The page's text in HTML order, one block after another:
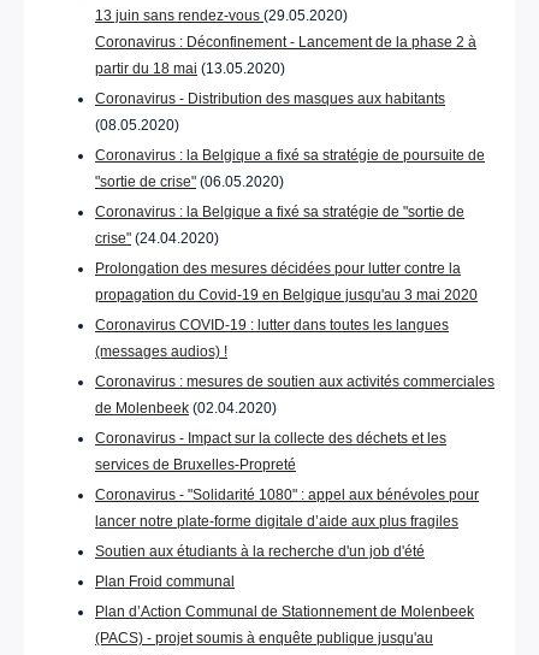
13 juin sans rendez-vous (29.05.2020)
Coronavirus : Déconfinement - Lancement de la phase 2 à
partir du 18 mai (13.05.2020)
Coronavirus - Distribution des masques aux habitants
(08.05.2020)
Coronavirus : la Belgique a fixé sa stratégie de poursuite de
"sortie de crise" (06.05.2020)
Coronavirus : la Belgique a fixé sa stratégie de "sortie de
crise" (24.04.2020)
Prolongation des mesures décidées pour lutter contre la
propagation du Covid-19 en Belgique jusqu'au 3 mai 2020
Coronavirus COVID-19 : lutter dans toutes les langues
(messages audios) !
Coronavirus : mesures de soutien aux activités commerciales
de Molenbeek (02.04.2020)
Coronavirus - Impact sur la collecte des déchets et les
services de Bruxelles-Propreté
Coronavirus - "Solidarité 1080" : appel aux bénévoles pour
lancer notre plate-forme digitale d’aide aux plus fragiles
Soutien aux étudiants à la recherche d'un job d'été
Plan Froid communal
Plan d’Action Communal de Stationnement de Molenbeek
(PACS) - projet soumis à enquête publique jusqu'au